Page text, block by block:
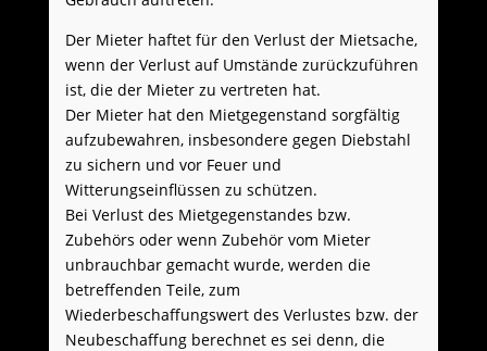
Der Mieter haftet für den Verlust der Mietsache,
wenn der Verlust auf Umstände zurückzuführen
ist, die der Mieter zu vertreten hat.
Der Mieter hat den Mietgegenstand sorgfältig
aufzubewahren, insbesondere gegen Diebstahl
zu sichern und vor Feuer und
Witterungseinflüssen zu schützen.
Bei Verlust des Mietgegenstandes bzw.
Zubehörs oder wenn Zubehör vom Mieter
unbrauchbar gemacht wurde, werden die
betreffenden Teile, zum
Wiederbeschaffungswert des Verlustes bzw. der
Neubeschaffung berechnet es sei denn, die